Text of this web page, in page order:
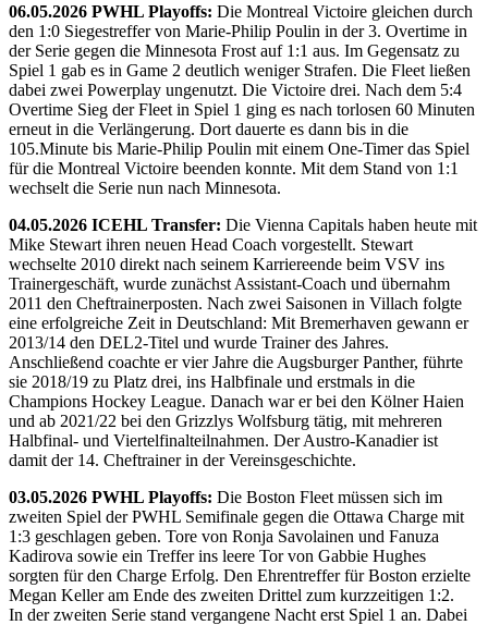
06.05.2026 PWHL Playoffs: Die Montreal Victoire gleichen durch
den 1:0 Siegestreffer von Marie-Philip Poulin in der 3. Overtime in
der Serie gegen die Minnesota Frost auf 1:1 aus. Im Gegensatz zu
Spiel 1 gab es in Game 2 deutlich weniger Strafen. Die Fleet ließen
dabei zwei Powerplay ungenutzt. Die Victoire drei. Nach dem 5:4
Overtime Sieg der Fleet in Spiel 1 ging es nach torlosen 60 Minuten
erneut in die Verlängerung. Dort dauerte es dann bis in die
105.Minute bis Marie-Philip Poulin mit einem One-Timer das Spiel
für die Montreal Victoire beenden konnte. Mit dem Stand von 1:1
wechselt die Serie nun nach Minnesota.
04.05.2026 ICEHL Transfer: Die Vienna Capitals haben heute mit
Mike Stewart ihren neuen Head Coach vorgestellt. Stewart
wechselte 2010 direkt nach seinem Karriereende beim VSV ins
Trainergeschäft, wurde zunächst Assistant-Coach und übernahm
2011 den Cheftrainerposten. Nach zwei Saisonen in Villach folgte
eine erfolgreiche Zeit in Deutschland: Mit Bremerhaven gewann er
2013/14 den DEL2-Titel und wurde Trainer des Jahres.
Anschließend coachte er vier Jahre die Augsburger Panther, führte
sie 2018/19 zu Platz drei, ins Halbfinale und erstmals in die
Champions Hockey League. Danach war er bei den Kölner Haien
und ab 2021/22 bei den Grizzlys Wolfsburg tätig, mit mehreren
Halbfinal- und Viertelfinalteilnahmen. Der Austro-Kanadier ist
damit der 14. Cheftrainer in der Vereinsgeschichte.
03.05.2026 PWHL Playoffs: Die Boston Fleet müssen sich im
zweiten Spiel der PWHL Semifinale gegen die Ottawa Charge mit
1:3 geschlagen geben. Tore von Ronja Savolainen und Fanuza
Kadirova sowie ein Treffer ins leere Tor von Gabbie Hughes
sorgten für den Charge Erfolg. Den Ehrentreffer für Boston erzielte
Megan Keller am Ende des zweiten Drittel zum kurzzeitigen 1:2.
In der zweiten Serie stand vergangene Nacht erst Spiel 1 an. Dabei